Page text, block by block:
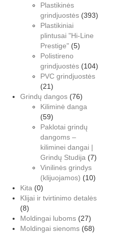
Plastikinės
grindjuostės (393)
Plastikiniai
plintusai "Hi-Line
Prestige" (5)
Polistireno
grindjuostės (104)
PVC grindjuostės
(21)
Grindų dangos (76)
Kiliminė danga
(59)
Paklotai grindų
dangoms –
kiliminei dangai |
Grindų Studija (7)
Vinilinės grindys
(klijuojamos) (10)
Kita (0)
Klijai ir tvirtinimo detalės
(8)
Moldingai luboms (27)
Moldingai sienoms (68)